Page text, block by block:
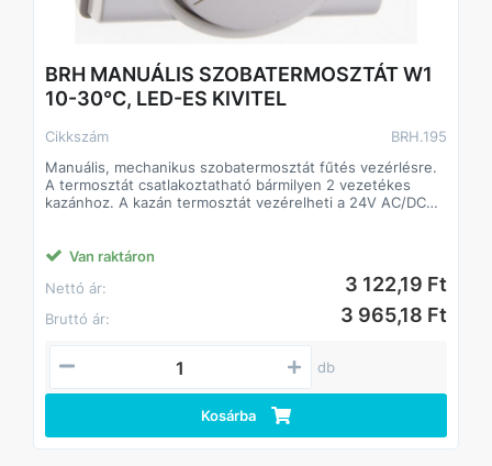
BRH MANUÁLIS SZOBATERMOSZTÁT W1
10-30°C, LED-ES KIVITEL
Cikkszám
BRH.195
Manuális, mechanikus szobatermosztát fűtés vezérlésre.
A termosztát csatlakoztatható bármilyen 2 vezetékes
kazánhoz. A kazán termosztát vezérelheti a 24V AC/DC
kezelhetőségével és megbízhatóságával olcsó megoldást
Van raktáron
Nettó ár:
3 122,19 Ft
Bruttó ár: 3 965,18 Ft
db
Kosárba